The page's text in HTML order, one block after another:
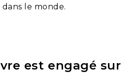
le monde.
est engagé sur